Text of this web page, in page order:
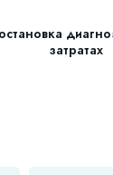
затратах